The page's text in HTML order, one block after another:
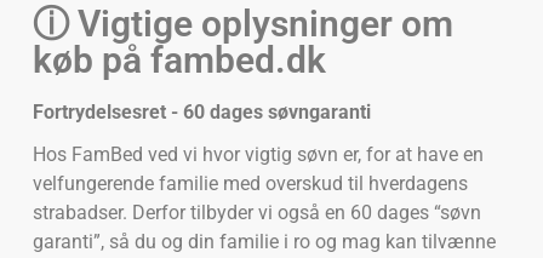
ⓘ Vigtige oplysninger om
køb på fambed.dk
Fortrydelsesret - 60 dages søvngaranti
Hos FamBed ved vi hvor vigtig søvn er, for at have en
velfungerende familie med overskud til hverdagens
strabadser. Derfor tilbyder vi også en 60 dages “søvn
garanti”, så du og din familie i ro og mag kan tilvænne